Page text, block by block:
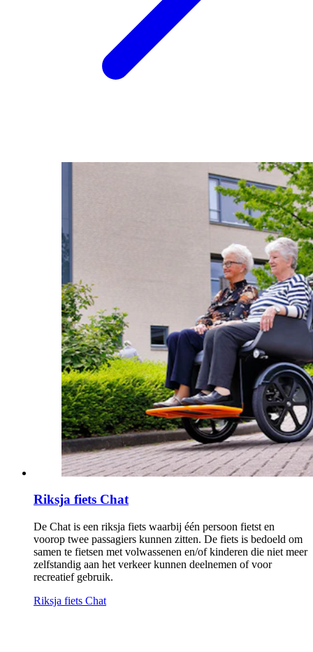
Riksja fiets Chat
De Chat is een riksja fiets waarbij één persoon fietst en
voorop twee passagiers kunnen zitten. De fiets is bedoeld om
samen te fietsen met volwassenen en/of kinderen die niet meer
zelfstandig aan het verkeer kunnen deelnemen of voor
recreatief gebruik.
Riksja fiets Chat